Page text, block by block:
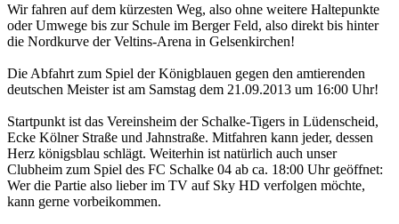
Wir fahren auf dem kürzesten Weg, also ohne weitere Haltepunkte
oder Umwege bis zur Schule im Berger Feld, also direkt bis hinter
die Nordkurve der Veltins-Arena in Gelsenkirchen!
Die Abfahrt zum Spiel der Königblauen gegen den amtierenden
deutschen Meister ist am Samstag dem 21.09.2013 um 16:00 Uhr!
Startpunkt ist das Vereinsheim der Schalke-Tigers in Lüdenscheid,
Ecke Kölner Straße und Jahnstraße. Mitfahren kann jeder, dessen
Herz königsblau schlägt. Weiterhin ist natürlich auch unser
Clubheim zum Spiel des FC Schalke 04 ab ca. 18:00 Uhr geöffnet:
Wer die Partie also lieber im TV auf Sky HD verfolgen möchte,
kann gerne vorbeikommen.